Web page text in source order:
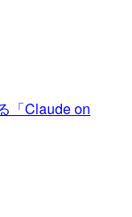
「Claude on